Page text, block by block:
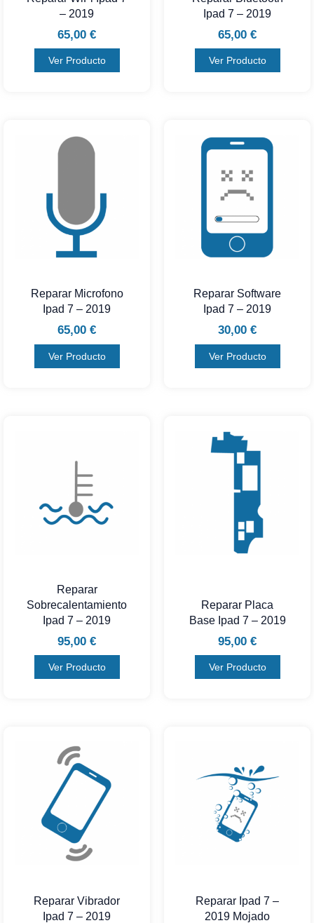
– 2019
65,00 €
Ver Producto
Ipad 7 – 2019
65,00 €
Ver Producto
Reparar Microfono
Ipad 7 – 2019
65,00 €
Ver Producto
Reparar Software
Ipad 7 – 2019
30,00 €
Ver Producto
Reparar
Sobrecalentamiento
Ipad 7 – 2019
95,00 €
Ver Producto
Reparar Placa
Base Ipad 7 – 2019
95,00 €
Ver Producto
Reparar Vibrador
Ipad 7 – 2019
Reparar Ipad 7 –
2019 Mojado